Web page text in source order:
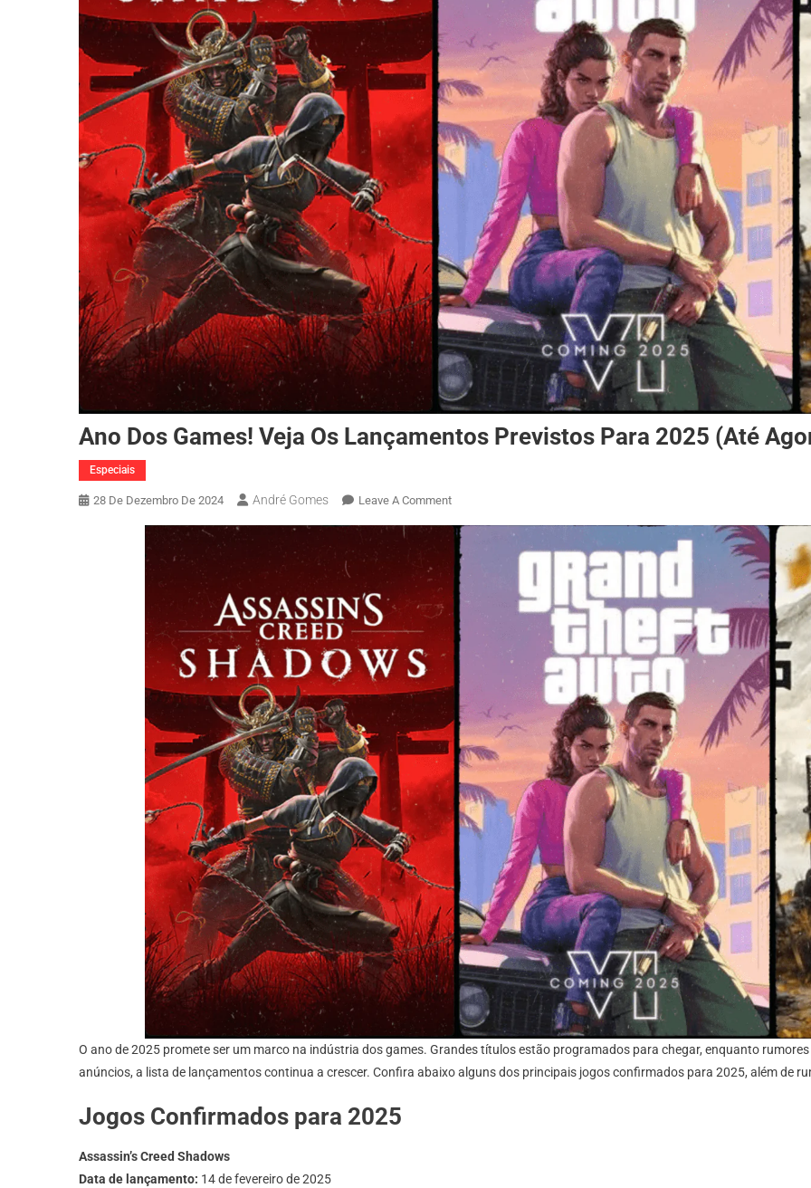
Ano Dos Games! Veja Os Lançamentos Previstos Para 2025 (Até
Especiais
28 De Dezembro De 2024 André Gomes Leave A CommentOn
Dos
Games!
Veja
Os
Lançamentos
Previstos
2025
(Até
Agora)
O ano de 2025 promete ser um marco na indústria dos games. Grandes títulos estão programados para chegar, enquanto
anúncios, a lista de lançamentos continua a crescer. Confira abaixo alguns dos principais jogos confirmados para 2025, além de
Jogos Confirmados para 2025
Assassin’s Creed Shadows
Data de lançamento: 14 de fevereiro de 2025